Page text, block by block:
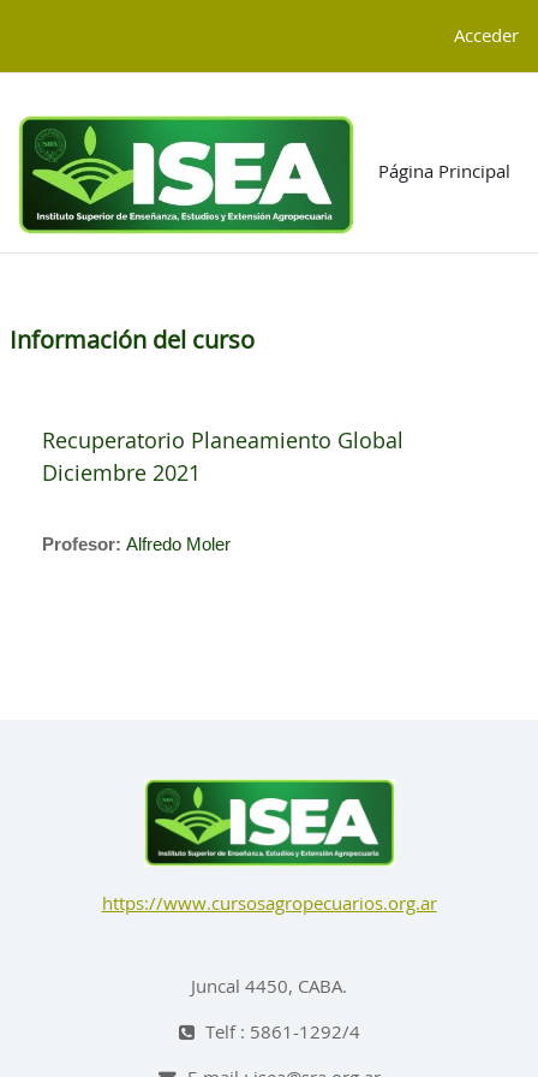
Acceder
Página Principal
Información del curso
Recuperatorio Planeamiento Global
Diciembre 2021
Profesor: Alfredo Moler
https://www.cursosagropecuarios.org.ar
Juncal 4450, CABA.
Telf : 5861-1292/4